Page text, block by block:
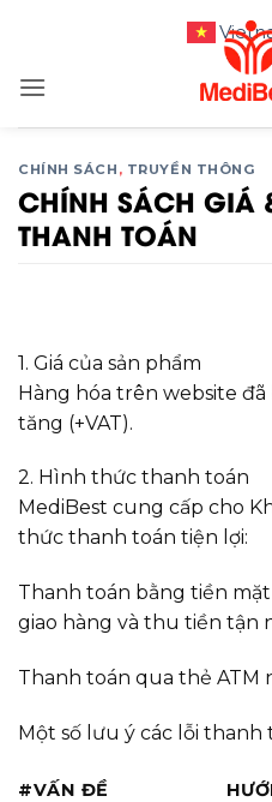
nội
dung
CHÍNH SÁCH , TRUYỀN THÔNG
CHÍNH SÁCH GIÁ
THANH TOÁN
1. Giá của sản phẩm
Hàng hóa trên website
tăng (+VAT).
2. Hình thức thanh toán
MediBest cung cấp cho
thức thanh toán tiện lợi:
Thanh toán bằng tiền
giao hàng và thu tiền tận
Thanh toán qua thẻ ATM
Một số lưu ý các lỗi thanh
#VẤN ĐỀ